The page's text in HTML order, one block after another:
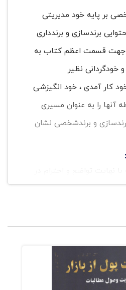
بر پایه خود مدیریتی
برندسازی و برندداری
جهت قسمت اعظم کتاب به
خودگردانی نظیر
کار آمدی ، خود انگیزشی
آنها را به عنوان مسیری
و برندشخصی نشان
در اختیار شما قرار
.